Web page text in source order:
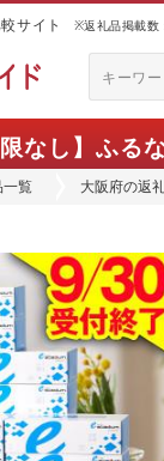
サイト ※返礼品掲載数
なし】ふる
一覧 大阪府の返